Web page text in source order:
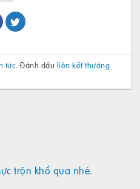
tức. Đánh dấu liên kết thường
trộn khổ qua nhé.